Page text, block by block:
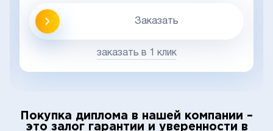
Заказать
заказать в 1 клик
Покупка диплома в нашей компании –
это залог гарантии и уверенности в